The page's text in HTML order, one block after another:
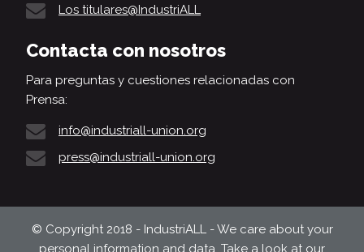
Los titulares@IndustriALL
Contacta con nosotros
Para preguntas y cuestiones relacionadas con
Prensa:
info@industriall-union.org
press@industriall-union.org
© Copyright 2018 - IndustriALL - We care about your
personal information and data. Take a look at our